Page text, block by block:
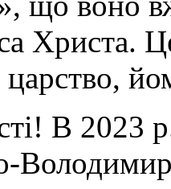
Христа.
В 2023